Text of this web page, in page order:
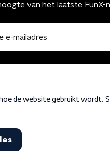
van het laatste FunX-